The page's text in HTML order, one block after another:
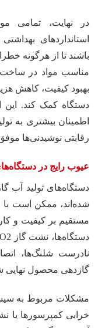
در نهایت، تمامی
استانداردهای
باشند تا از هرگونه
مناسب مواد در ساخت
بهبود کیفیت، کاهش
دستگاه کمک کند. این
اطمینان بیشتری به
رقابتی نوشیدنی‌ها
عیوب رایج در
دستگاه‌های تولید آب
شده‌اند، ممکن است با
مستقیم بر کیفیت و
نادرست شلنگ‌ها،
گازدهی محصول نهایی
مشکلات مربوط به
خرابی کمپرسورها یا